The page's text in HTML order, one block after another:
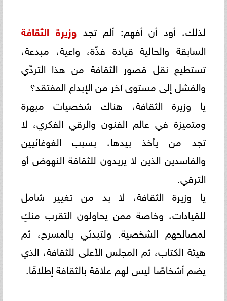
لذلك، أود أن أفهم: ألم تجدوزيرة الثقافة
السابقة والحالية قيادة فذّة، واعية، مبدعة،
تستطيع نقل قصور الثقافة من هذا التردّي
والفشل إلى مستوى آخر من الإبداع المفتقد؟
يا وزيرة الثقافة، هناك شخصيات مبهرة
ومتميزة في عالم الفنون والرقي الفكري، لا
تجد من يأخذ بيدها، بسبب الغوغائيين
والفاسدين الذين لا يريدون للثقافة النهوض أو
الترقي.
يا وزيرة الثقافة، لا بد من تغيير شامل
للقيادات، وخاصة ممن يحاولون التقرب منكِ
لمصالحهم الشخصية. ولتبدئي بالمسرح، ثم
هيئة الكتاب، ثم المجلس الأعلى للثقافة، الذي
يضم أشخاصًا ليس لهم علاقة بالثقافة إطلاقًا.